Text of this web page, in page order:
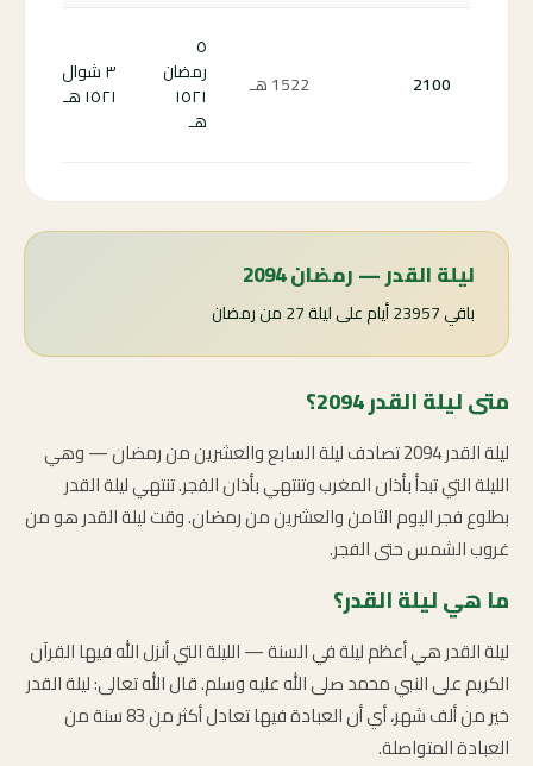
2100
1522هـ
٥
رمضان
١٥٢١
هـ
٣ شوال
١٥٢١ هـ
ليلة القدر — رمضان 2094
باقي 23957 أيام على ليلة 27 من رمضان
متى ليلة القدر 2094؟
ليلة القدر 2094 تصادف ليلة السابع والعشرين من رمضان — وهي
الليلة التي تبدأ بأذان المغرب وتنتهي بأذان الفجر. تنتهي ليلة القدر
بطلوع فجر اليوم الثامن والعشرين من رمضان. وقت ليلة القدر هو من
غروب الشمس حتى الفجر.
ما هي ليلة القدر؟
ليلة القدر هي أعظم ليلة في السنة — الليلة التي أنزل الله فيها القرآن
الكريم على النبي محمد صلى الله عليه وسلم. قال الله تعالى: ليلة القدر
خير من ألف شهر، أي أن العبادة فيها تعادل أكثر من 83 سنة من
العبادة المتواصلة.